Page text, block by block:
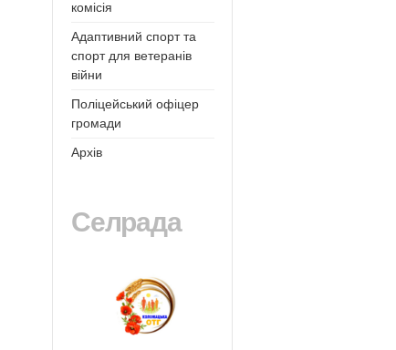
комісія
Адаптивний спорт та
спорт для ветеранів
війни
Поліцейський офіцер
громади
Архів
Селрада